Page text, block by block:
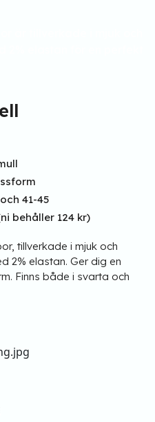
41-45
behåller 124 kr)
tillverkade i mjuk och
2% elastan. Ger dig en
Finns både i svarta och